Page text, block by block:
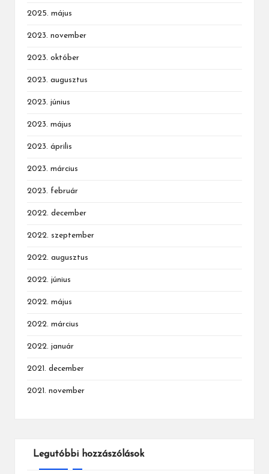
2025. május
2023. november
2023. október
2023. augusztus
2023. június
2023. május
2023. április
2023. március
2023. február
2022. december
2022. szeptember
2022. augusztus
2022. június
2022. május
2022. március
2022. január
2021. december
2021. november
Legutóbbi hozzászólások